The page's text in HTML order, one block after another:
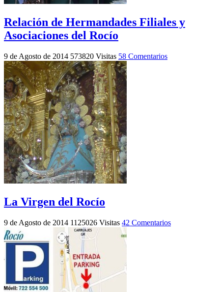
Relación de Hermandades Filiales y
Asociaciones del Rocío
9 de Agosto de 2014 573820 Visitas 58 Comentarios
La Virgen del Rocío
9 de Agosto de 2014 1125026 Visitas 42 Comentarios